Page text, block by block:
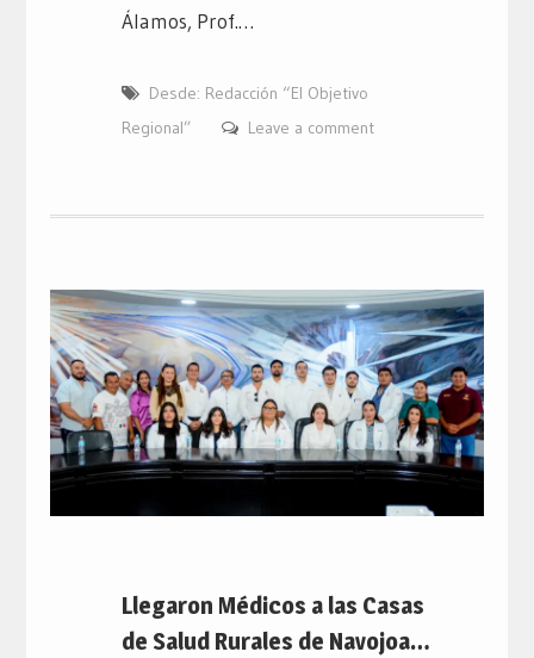
Álamos, Prof.…
Desde: Redacción “El Objetivo
Regional”
Leave a comment
Llegaron Médicos a las Casas
de Salud Rurales de Navojoa…